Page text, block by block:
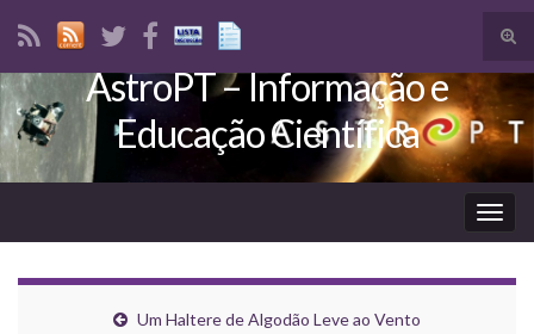
Search for:
AstroPT – Informação e
Educação Científica
Um Haltere de Algodão Leve ao Vento